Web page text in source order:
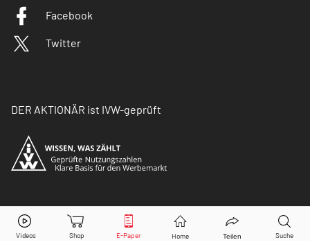
Facebook
Twitter
DER AKTIONÄR ist IVW-geprüft
© Copyright 2026 Börsenmedien AG. Alle Rechte